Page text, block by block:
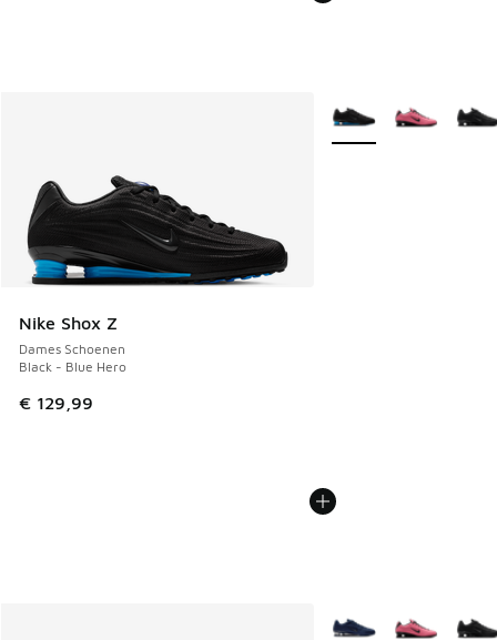
Nike Shox Z
Dames Schoenen
Black - Blue Hero
€ 129,99
Meer kleuren
Meer kleuren